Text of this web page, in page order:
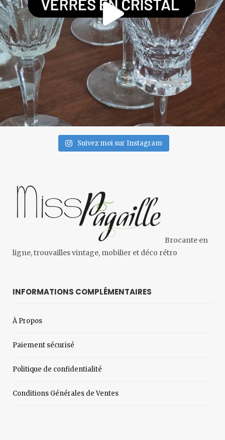
Suivez moi sur Instagram
Brocante en
ligne, trouvailles vintage, mobilier et déco rétro
INFORMATIONS COMPLÉMENTAIRES
À Propos
Paiement sécurisé
Politique de confidentialité
Conditions Générales de Ventes